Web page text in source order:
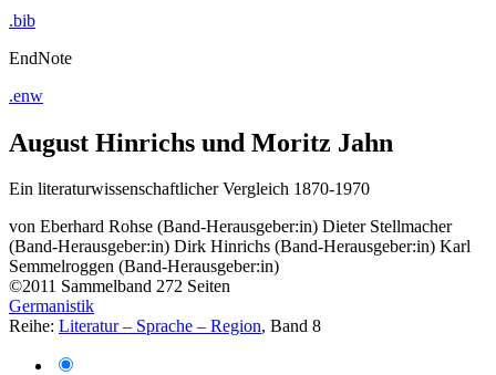
.bib
EndNote
.enw
August Hinrichs und Moritz Jahn
Ein literaturwissenschaftlicher Vergleich 1870-1970
von Eberhard Rohse (Band-Herausgeber:in) Dieter Stellmacher
(Band-Herausgeber:in) Dirk Hinrichs (Band-Herausgeber:in) Karl
Semmelroggen (Band-Herausgeber:in)
©2011 Sammelband 272 Seiten
Germanistik
Reihe: Literatur – Sprache – Region, Band 8